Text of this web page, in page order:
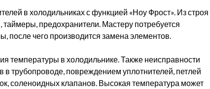
в холодильниках с функцией «Ноу Фрост». Из строя
предохранители. Мастеру потребуется
после чего производится замена элементов.
температуры в холодильнике. Также неисправности
трубопроводе, повреждением уплотнителей, петлей
соленоидных клапанов. Высокая температура может